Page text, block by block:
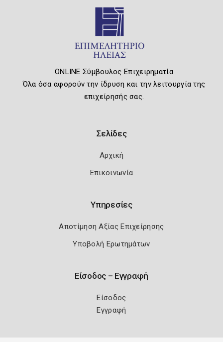
ONLINE Σύμβουλος Επιχειρηματία
Όλα όσα αφορούν την ίδρυση και την λειτουργία της
επιχείρησής σας.
Σελίδες
Αρχική
Επικοινωνία
Υπηρεσίες
Αποτίμηση Αξίας Επιχείρησης
Υποβολή Ερωτημάτων
Είσοδος – Εγγραφή
Είσοδος
Εγγραφή